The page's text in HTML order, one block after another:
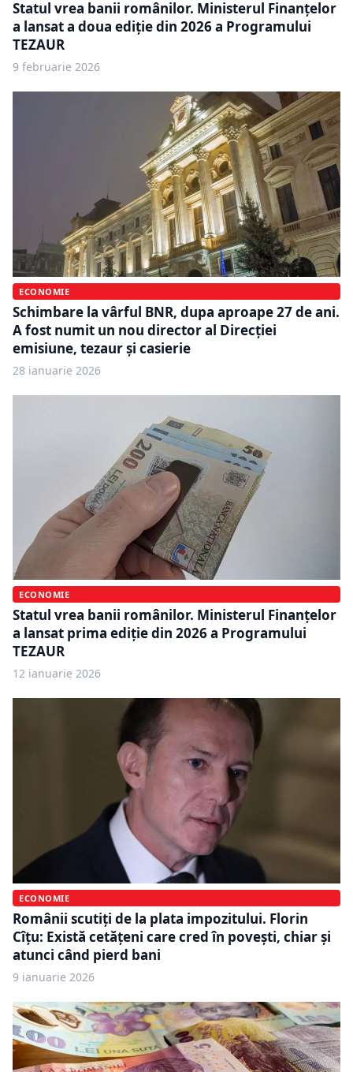
Statul vrea banii românilor. Ministerul Finanțelor
a lansat a doua ediție din 2026 a Programului
TEZAUR
9 februarie 2026
ECONOMIE
Schimbare la vârful BNR, dupa aproape 27 de ani.
A fost numit un nou director al Direcţiei
emisiune, tezaur şi casierie
28 ianuarie 2026
ECONOMIE
Statul vrea banii românilor. Ministerul Finanțelor
a lansat prima ediție din 2026 a Programului
TEZAUR
12 ianuarie 2026
ECONOMIE
Românii scutiți de la plata impozitului. Florin
Cîțu: Există cetățeni care cred în povești, chiar și
atunci când pierd bani
9 ianuarie 2026